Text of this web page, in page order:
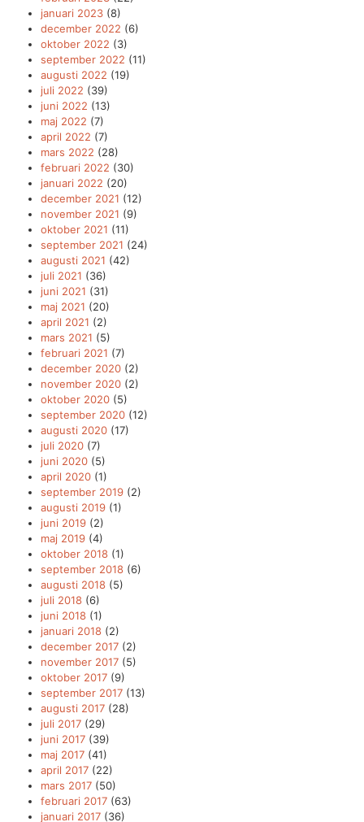
januari 2023 (8)
december 2022 (6)
oktober 2022 (3)
september 2022 (11)
augusti 2022 (19)
juli 2022 (39)
juni 2022 (13)
maj 2022 (7)
april 2022 (7)
mars 2022 (28)
februari 2022 (30)
januari 2022 (20)
december 2021 (12)
november 2021 (9)
oktober 2021 (11)
september 2021 (24)
augusti 2021 (42)
juli 2021 (36)
juni 2021 (31)
maj 2021 (20)
april 2021 (2)
mars 2021 (5)
februari 2021 (7)
december 2020 (2)
november 2020 (2)
oktober 2020 (5)
september 2020 (12)
augusti 2020 (17)
juli 2020 (7)
juni 2020 (5)
april 2020 (1)
september 2019 (2)
augusti 2019 (1)
juni 2019 (2)
maj 2019 (4)
oktober 2018 (1)
september 2018 (6)
augusti 2018 (5)
juli 2018 (6)
juni 2018 (1)
januari 2018 (2)
december 2017 (2)
november 2017 (5)
oktober 2017 (9)
september 2017 (13)
augusti 2017 (28)
juli 2017 (29)
juni 2017 (39)
maj 2017 (41)
april 2017 (22)
mars 2017 (50)
februari 2017 (63)
januari 2017 (36)